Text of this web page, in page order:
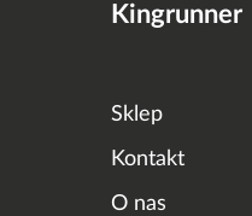
Kingrunner
Sklep
Kontakt
O nas